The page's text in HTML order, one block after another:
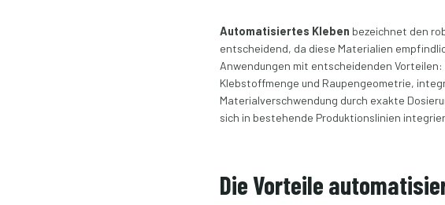
Automatisiertes Kleben bezeichnet den
entscheidend, da diese Materialien
Anwendungen mit entscheidenden
Klebstoffmenge und Raupengeometrie,
Materialverschwendung durch exakte
sich in bestehende Produktionslinien
Die Vorteile